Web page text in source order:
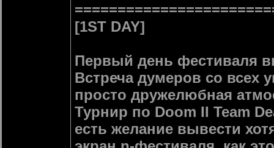
[1ST DAY]
Первый день фестиваля
Встреча думеров со всех
просто дружелюбная
Турнир по Doom II Team
есть желание вывести